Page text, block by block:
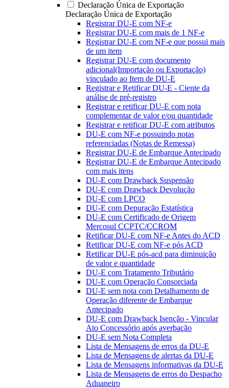
Declaração Única de Exportação
Declaração Única de Exportação
Registrar DU-E com NF-e
Registrar DU-E com mais de 1 NF-e
Registrar DU-E com NF-e que possui mais
de um item
Registrar DU-E com documento
adicional(Importação ou Exportação)
vinculado ao Item de DU-E
Registrar e Retificar DU-E - Ciente da
análise de pré-registro
Registrar e retificar DU-E com nota
complementar de valor e/ou quantidade
Registrar e retificar DU-E com atributos
DU-E com NF-e possuindo notas
referenciadas (Notas de Remessa)
Registrar DU-E de Embarque Antecipado
Registrar DU-E de Embarque Antecipado
com mais itens
DU-E com Drawback Suspensão
DU-E com Drawback Devolução
DU-E com LPCO
DU-E com Depuração Estatística
DU-E com Certificado de Origem
Mercosul CCPTC/CCROM
Retificar DU-E com NF-e Antes do ACD
Retificar DU-E com NF-e pós ACD
Retificar DU-E pós-acd para diminuição
de valor e quantidade
DU-E com Tratamento Tributário
DU-E com Operação Consorciada
DU-E sem nota com Detalhamento de
Operação diferente de Embarque
Antecipado
DU-E com Drawback Isenção - Vincular
Ato Concessório após averbação
DU-E sem Nota Completa
Lista de Mensagens de erros da DU-E
Lista de Mensagens de alertas da DU-E
Lista de Mensagens informativas da DU-E
Lista de Mensagens de erros do Despacho
Aduaneiro